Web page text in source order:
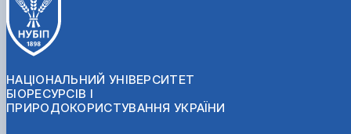
НАЦІОНАЛЬНИЙ УНІВЕРСИТЕТ
БІОРЕСУРСІВ І
ПРИРОДОКОРИСТУВАННЯ УКРАЇНИ